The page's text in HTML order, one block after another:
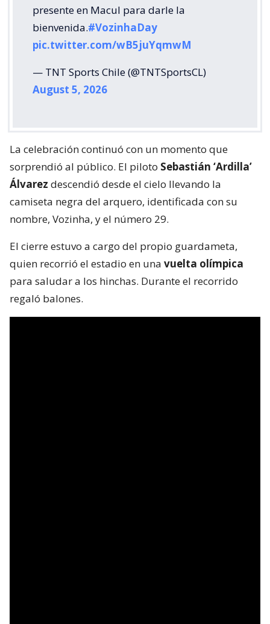
presente en Macul para darle la
bienvenida.#VozinhaDay
pic.twitter.com/wB5juYqmwM
— TNT Sports Chile (@TNTSportsCL)
August 5, 2026
La celebración continuó con un momento que
sorprendió al público. El piloto Sebastián ‘Ardilla’
Álvarez descendió desde el cielo llevando la
camiseta negra del arquero, identificada con su
nombre, Vozinha, y el número 29.
El cierre estuvo a cargo del propio guardameta,
quien recorrió el estadio en una vuelta olímpica
para saludar a los hinchas. Durante el recorrido
regaló balones.